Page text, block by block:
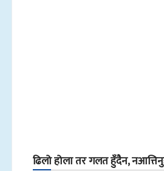
ढिलो होला तर गलत हुँदैन,